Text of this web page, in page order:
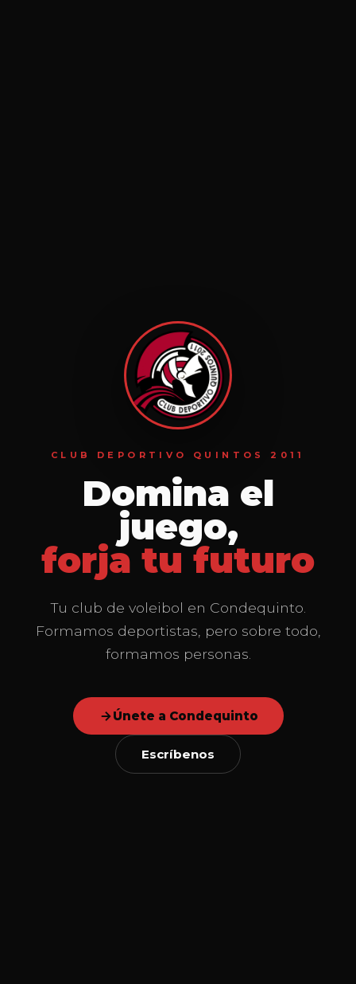
CLUB DEPORTIVO QUINTOS 2011
Domina el
juego,
forja tu futuro
Tu club de voleibol en Condequinto.
Formamos deportistas, pero sobre todo,
formamos personas.
Únete a Condequinto
Escríbenos